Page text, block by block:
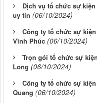
Dịch vụ tổ chức sự
uy tín (06/10/2024)
Công ty tổ chức sự
Vĩnh Phúc (06/10/2024)
Trọn gói tổ chức sự
Long (06/10/2024)
Công ty tổ chức sự
Quang (06/10/2024)